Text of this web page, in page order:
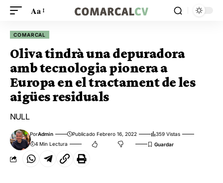
Aa
COMARCAL
Oliva tindrà una depuradora
amb tecnologia pionera a
Europa en el tractament de les
aigües residuals
NULL
PorAdmin Publicado Febrero 16, 2022
359 Vistas
4 Min Lectura